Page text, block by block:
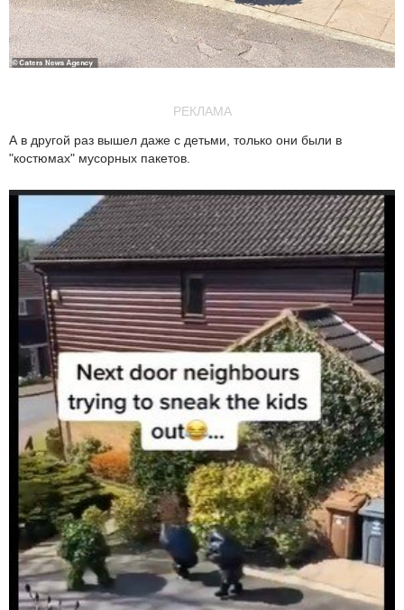
РЕКЛАМА
А в другой раз вышел даже с детьми, только они были в
"костюмах" мусорных пакетов.